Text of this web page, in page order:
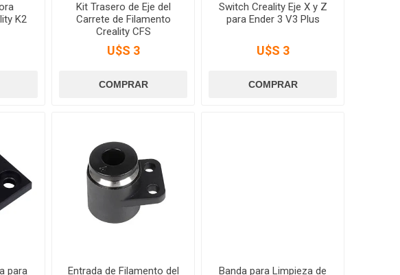
K2
Kit Trasero de Eje del
Carrete de Filamento
Creality CFS
U$S 3
Switch Creality Eje X y Z
para Ender 3 V3 Plus
U$S 3
para
Entrada de Filamento del
Banda para Limpieza de